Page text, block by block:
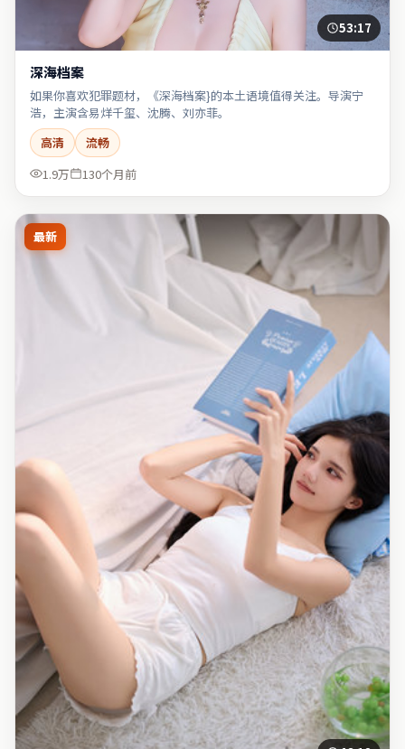
53:17
深海档案
如果你喜欢犯罪题材，《深海档案}的本土语境值得关注。导演宁
浩，主演含易烊千玺、沈腾、刘亦菲。
高清
流畅
1.9万
130个月前
最新